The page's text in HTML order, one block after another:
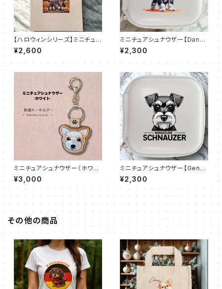
【ハロウィンシリーズ】ミニチュア
シュナウザー｜厚手コットンガゼ
ット巾着トート（L）
¥2,600
ミニチュアシュナウザー【Dandy
Schna】レザースタイルマルチケ
ース（全3色）
¥2,300
ミニチュアシュナウザー（ホワイ
ト）【DogTag Stitch】両面刺繍
キーホルダー
¥3,000
ミニチュアシュナウザー【Gentl
e Schna】レザースタイルマル
チケース（全3色）
¥2,300
その他の商品